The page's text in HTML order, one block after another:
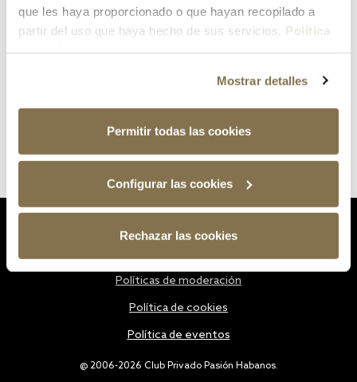
que les haya proporcionado o que hayan recopilado a
partir del uso que haya hecho de sus servicios. Política
Mostrar detalles
Permitir todas las cookies
Configurar las cookies
Rechazar las cookies
@ 2006-2026 Club Privado Pasión Habanos.
Políticas de moderación
Política de cookies
Política de eventos